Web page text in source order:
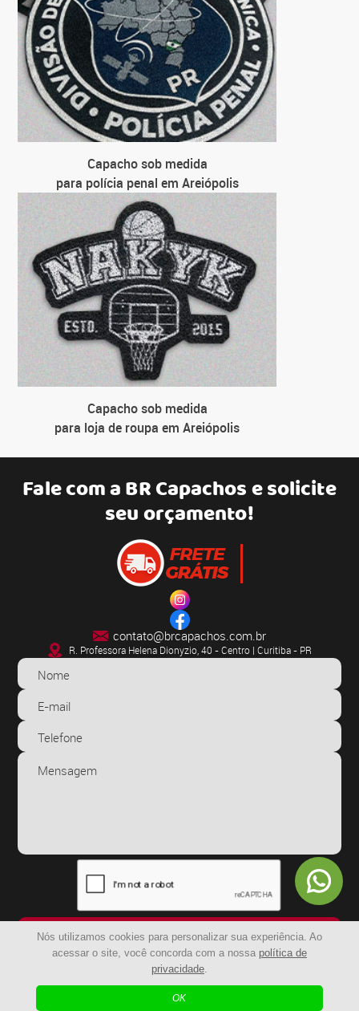
Nós utilizamos cookies para personalizar sua experiência. Ao
acessar o site, você concorda com a nossa política de
privacidade.
OK
Capacho sob medida
para polícia penal em Areiópolis
Capacho sob medida
para loja de roupa em Areiópolis
Fale com aBR Capachose solicite
seu orçamento!
contato@brcapachos.com.br
R. Professora Helena Dionyzio, 40 - Centro | Curitiba - PR
ENVIAR
© 2024 - BR Capachos | Todos os Direitos Reservados